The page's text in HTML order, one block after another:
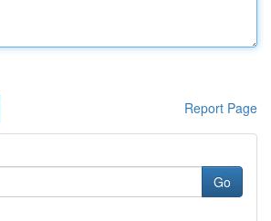
Report Page
Go